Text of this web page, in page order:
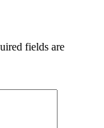
fields are